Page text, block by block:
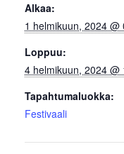
Alkaa:
1 helmikuun, 2024 @
Loppuu:
4 helmikuun, 2024 @
Tapahtumaluokka:
Festivaali